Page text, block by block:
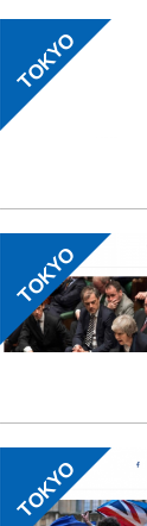
TOKYO
TOKYO
TOKYO